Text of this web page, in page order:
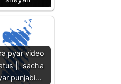
pyar video
|| sacha
punjabi…